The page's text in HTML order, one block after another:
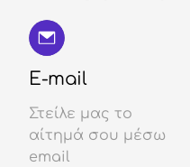
E-mail
Στείλε μας το
αίτημά σου μέσω
email